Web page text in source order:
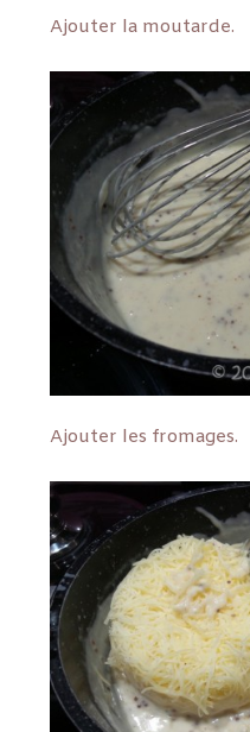
Ajouter la moutarde.
Ajouter les fromages.